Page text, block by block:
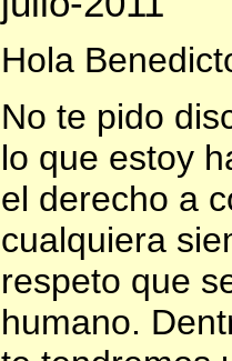
Hola
No te pido
lo que estoy
el derecho a
cualquiera
respeto que
humano.